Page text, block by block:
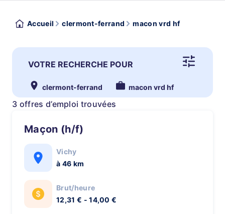
Accueil clermont-ferrand macon vrd hf
VOTRE RECHERCHE POUR
clermont-ferrand macon vrd hf
3 offres d’emploi trouvées
Maçon (h/f)
Vichy
à 46 km
Brut/heure
12,31 € - 14,00 €